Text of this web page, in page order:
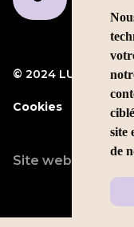
site
de
© 2024 LUMP Media
Cookies
Site web conçu